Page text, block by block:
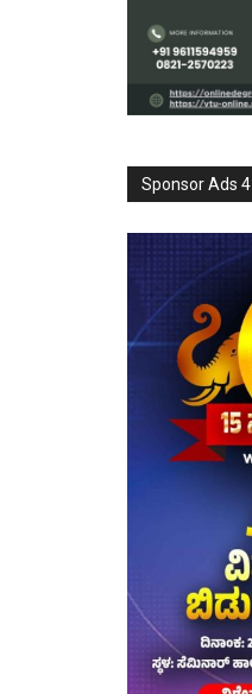
Sponsor Ads 4